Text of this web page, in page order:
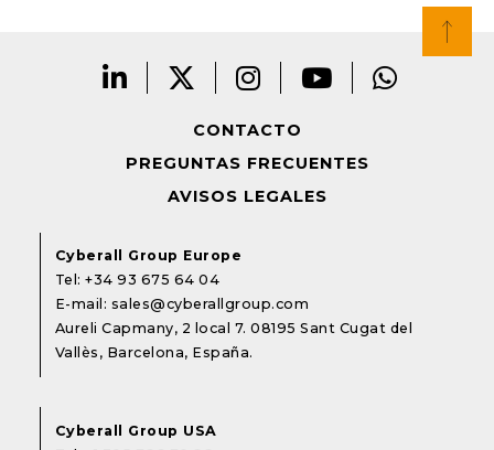
CONTACTO
PREGUNTAS FRECUENTES
AVISOS LEGALES
Cyberall Group Europe
Tel:+34 93 675 64 04
E-mail: sales@cyberallgroup.com
Aureli Capmany, 2 local 7. 08195 Sant Cugat del
Vallès, Barcelona, España.
Cyberall Group USA